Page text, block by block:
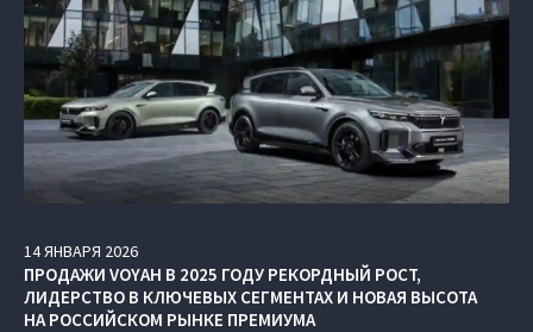
14ЯНВАРЯ 2026
ПРОДАЖИ VOYAH В 2025 ГОДУ РЕКОРДНЫЙ РОСТ,
ЛИДЕРСТВО В КЛЮЧЕВЫХ СЕГМЕНТАХ И НОВАЯ ВЫСОТА
НА РОССИЙСКОМ РЫНКЕ ПРЕМИУМА